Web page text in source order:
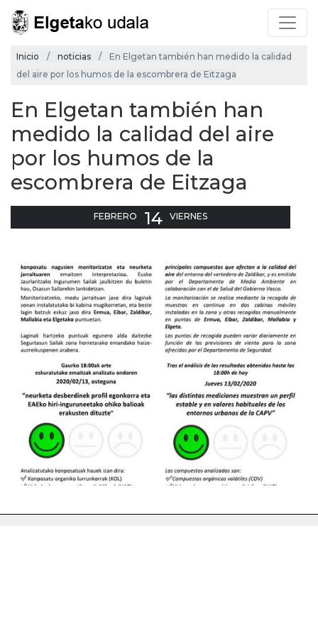
Inicio noticias
En Elgetan también han medido la calidad
del aire por los humos de la escombrera de Eitzaga
En Elgetan también han
medido la calidad del aire
por los humos de la
escombrera de Eitzaga
FEBRERO 14 VIERNES